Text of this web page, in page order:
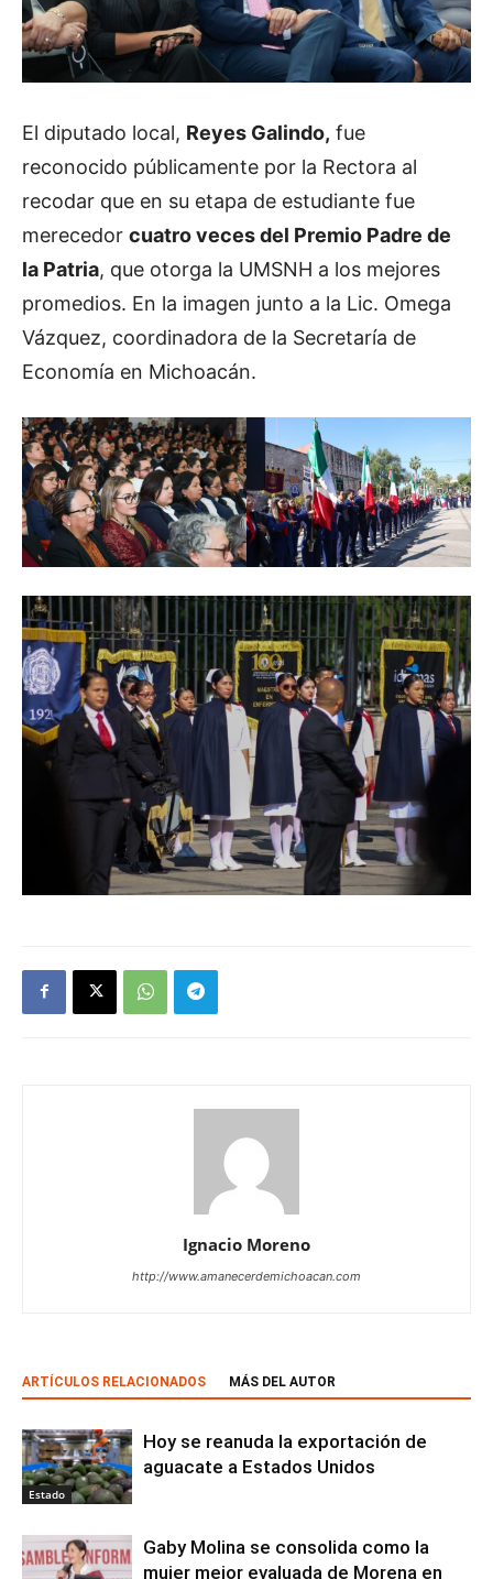
El diputado local, Reyes Galindo, fue
reconocido públicamente por la Rectora al
recodar que en su etapa de estudiante fue
merecedor cuatro veces del Premio Padre de
la Patria, que otorga la UMSNH a los mejores
promedios. En la imagen junto a la Lic. Omega
Vázquez, coordinadora de la Secretaría de
Economía en Michoacán.
Ignacio Moreno
http://www.amanecerdemichoacan.com
ARTÍCULOS RELACIONADOS MÁS DEL AUTOR
Estado
Hoy se reanuda la exportación de
aguacate a Estados Unidos
Gaby Molina se consolida como la
mujer mejor evaluada de Morena en